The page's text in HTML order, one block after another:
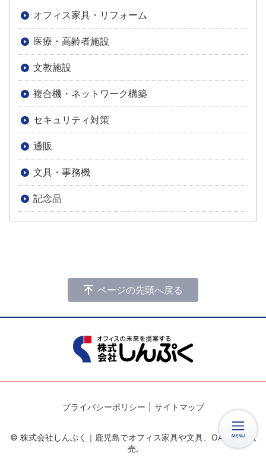
オフィス家具・リフォーム
医療・高齢者施設
文教施設
複合機・ネットワーク構築
セキュリティ対策
通販
文具・事務機
記念品
ページの先頭へ戻る
プライバシーポリシー サイトマップ
© 株式会社しんぷく｜鹿児島でオフィス家具や文具、OA機器の販
売.